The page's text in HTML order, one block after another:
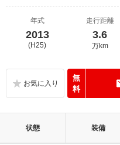
年式
2013
(H25)
走行距離
3.6
万km
無
料
状態 装備